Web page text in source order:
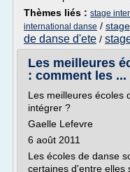
Thèmes liés : stage
international danse /
de danse d'ete /
Les meilleures
: comment les ...
Les meilleures écoles
intégrer ?
Gaelle Lefevre
6 août 2011
Les écoles de danse
certaines d'entre elles